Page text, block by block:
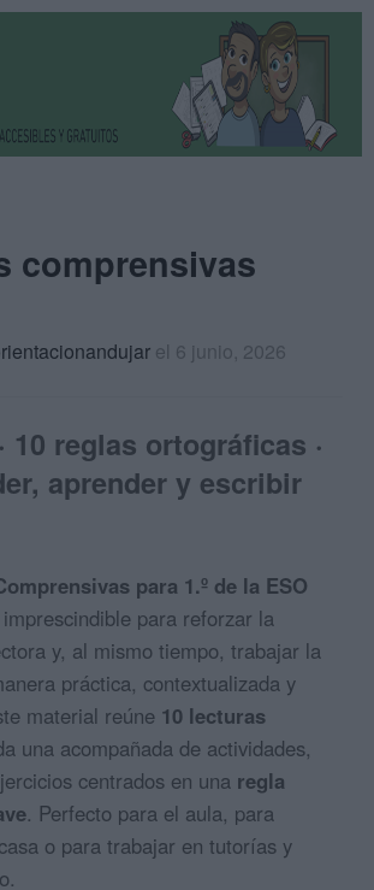
comprensivas
el 6 junio, 2026
10 reglas ortográficas ·
aprender y escribir
para 1.º de la ESO
para reforzar la
y, al mismo tiempo, trabajar la
práctica, contextualizada y
material reúne 10 lecturas
una acompañada de actividades,
centrados en una regla
. Perfecto para el aula, para
o para trabajar en tutorías y